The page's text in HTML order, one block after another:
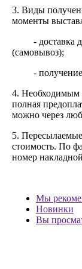
3. Виды
моменты
- доставка
(самовывоз);
-
4. Необходимым
полная
можно через
5.
стоимость. По
номер
Мы
Новинки
Вы